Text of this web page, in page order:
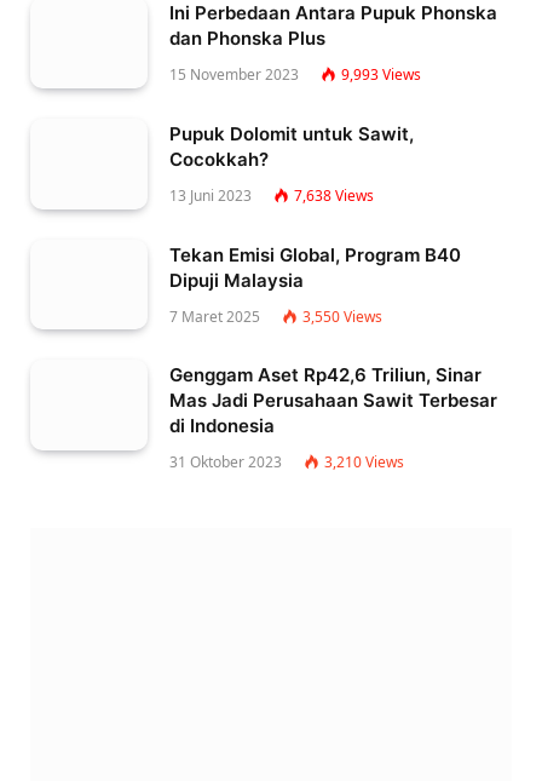
Ini Perbedaan Antara Pupuk Phonska
dan Phonska Plus
15 November 2023 9,993Views
Pupuk Dolomit untuk Sawit,
Cocokkah?
13 Juni 2023 7,638Views
Tekan Emisi Global, Program B40
Dipuji Malaysia
7 Maret 2025 3,550Views
Genggam Aset Rp42,6 Triliun, Sinar
Mas Jadi Perusahaan Sawit Terbesar
di Indonesia
31 Oktober 2023 3,210Views